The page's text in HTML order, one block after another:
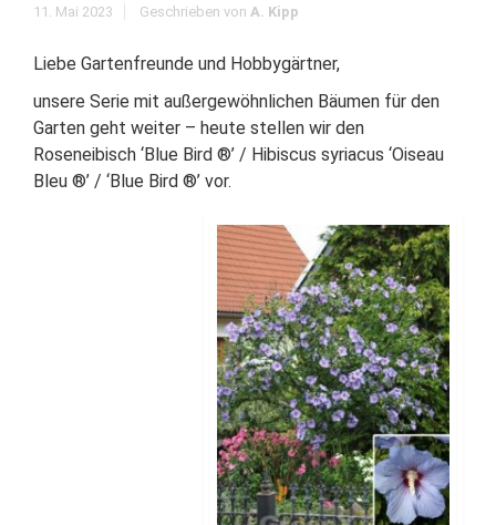
11. Mai 2023 Geschrieben von A. Kipp
Liebe Gartenfreunde und Hobbygärtner,
unsere Serie mit außergewöhnlichen Bäumen für den
Garten geht weiter – heute stellen wir den
Roseneibisch ‘Blue Bird ®’ / Hibiscus syriacus ‘Oiseau
Bleu ®’ / ‘Blue Bird ®’ vor.